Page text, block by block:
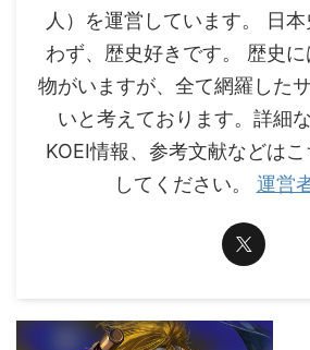
人）を運営しています。 日
わず、歴史好きです。 歴史
物がいますが、全て網羅した
いと考えております。詳細
KOEI情報、参考文献などは
してください。 運営